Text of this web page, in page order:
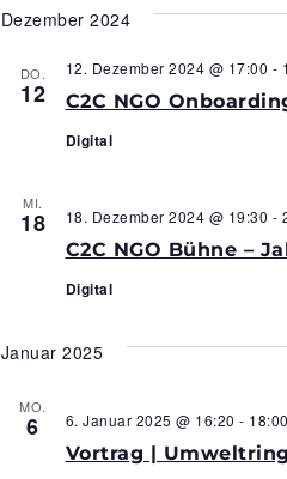
Dezember 2024
DO.
12 C2C NGO
12. Dezember 2024 @ 17:00 -
Digital
MI.
18
C2C NGO Bühne –
18. Dezember 2024 @ 19:30 -
Digital
Januar 2025
MO.
6
Vortrag |
6. Januar 2025 @ 16:20 - 18:00